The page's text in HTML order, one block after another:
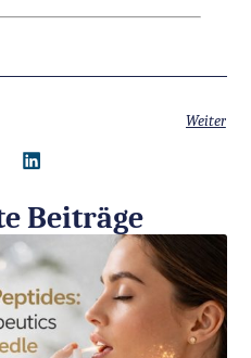
Weiter
Beiträge